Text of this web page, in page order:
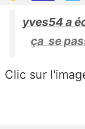
yves54 a
ça se
Clic sur